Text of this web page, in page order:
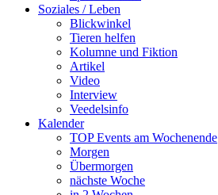
Soziales / Leben
Blickwinkel
Tieren helfen
Kolumne und Fiktion
Artikel
Video
Interview
Veedelsinfo
Kalender
TOP Events am Wochenende
Morgen
Übermorgen
nächste Woche